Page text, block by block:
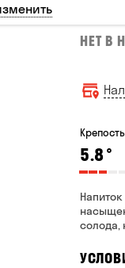
НЕТ В
Крепость
5.8°
солода,